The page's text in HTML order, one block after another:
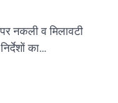
नकली व मिलावटी
का…